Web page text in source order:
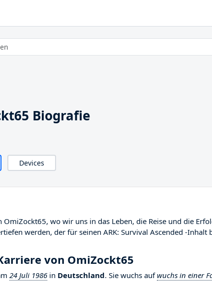
Biografie
Devices
wo wir uns in das Leben, die Reise und die
werden, der für seinen ARK: Survival Ascended -Inhalt
von OmiZockt65
24 Juli 1986 in Deutschland. Sie wuchs aufwuchs in einer